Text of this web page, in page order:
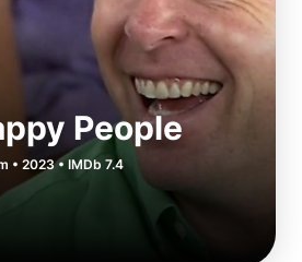
People
• 2023 • IMDb 7.4